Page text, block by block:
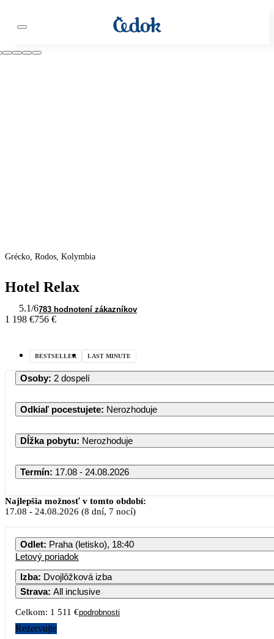
Grécko, Rodos, Kolymbia
Hotel Relax
5.1/6783 hodnotení zákazníkov
1 198 €756 €
BESTSELLER LAST MINUTE
Osoby: 2 dospelí
Odkiaľ pocestujete: Nerozhoduje
Dĺžka pobytu: Nerozhoduje
Termín: 17.08 - 24.08.2026
PO UT
Najlepšia možnosť v tomto období:
17.08 - 24.08.2026 (8 dní, 7 nocí)
Odlet: Praha (letisko), 18:40
Letový poriadok
Izba: Dvojlôžková izba
Strava: All inclusive
Celkom: 1 511 €podrobnosti
Rezervujte